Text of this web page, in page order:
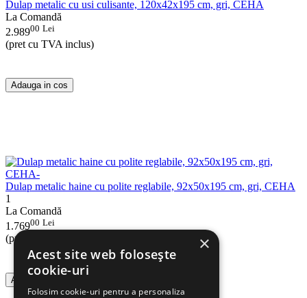
Dulap metalic cu usi culisante, 120x42x195 cm, gri, CEHA
La Comandă
2.98900 Lei
(pret cu TVA inclus)
Adauga in cos
Dulap metalic haine cu polite reglabile, 92x50x195 cm, gri, CEHA
1
La Comandă
1.76900 Lei
(pret cu TVA inclus)
Adauga in cos
×
Acest site web folosește
cookie-uri
Folosim cookie-uri pentru a personaliza